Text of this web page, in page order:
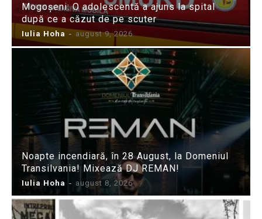
Mogoșeni: O adolescentă a ajuns la spital
după ce a căzut de pe scuter
Iulia Hoha - august 9, 2026
Noapte incendiară, în 28 August, la Domeniul
Transilvania! Mixează DJ REMAN!
Iulia Hoha - august 8, 2026